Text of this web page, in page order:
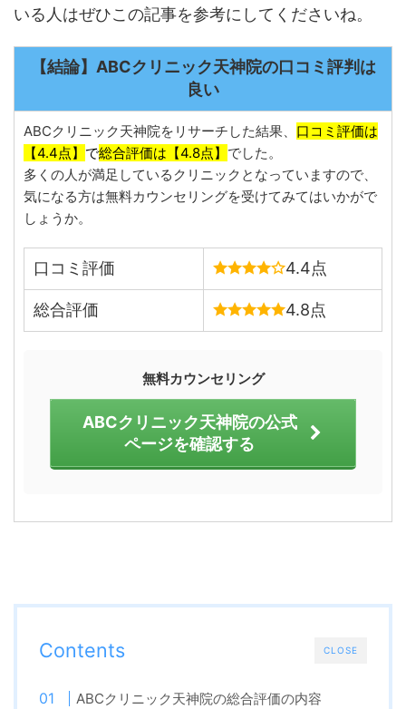
いる人はぜひこの記事を参考にしてくださいね。
【結論】ABCクリニック天神院の口コミ評判は
良い
ABCクリニック天神院をリサーチした結果、 口コミ評価は
【4.4点】 で総合評価は【4.8点】 でした。
多くの人が満足しているクリニックとなっていますので、
気になる方は無料カウンセリングを受けてみてはいかがで
しょうか。
口コミ評価 4.4点
総合評価 4.8点
無料カウンセリング
ABCクリニック天神院の公式
ページを確認する
CLOSE
Contents
ABCクリニック天神院の総合評価の内容